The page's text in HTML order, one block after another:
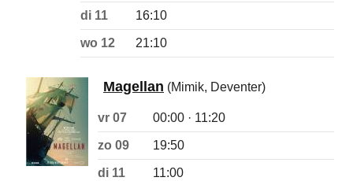
di 11 16:10
wo 12 21:10
Magellan (Mimik, Deventer)
vr 07 00:00 · 11:20
zo 09 19:50
di 11 11:00